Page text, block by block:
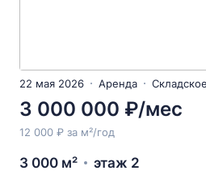
22 мая 2026 Аренда
3 000 000 ₽/мес
12 000 ₽ за м²/год
3 000 м² этаж 2